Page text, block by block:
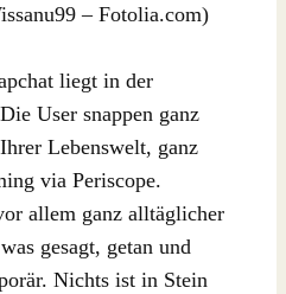
– Fotolia.com)
liegt in der
User snappen ganz
Lebenswelt, ganz
via Periscope.
allem ganz alltäglicher
gesagt, getan und
Nichts ist in Stein